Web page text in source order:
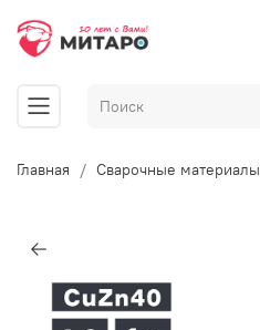
Главная Сварочные материалы